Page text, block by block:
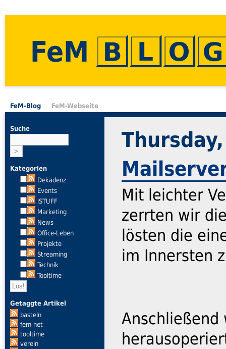
FeM
FeM-Blog FeM-Webseite
Suche
Kategorien
Dekadenz
Events
iSTUFF
Marketing
News
Office-Leben
Projekte
Streaming
Technik
Tooltime
Getaggte Artikel
basteln
fem-net
tooltime
verein
Mit leichter
zerrten wir
lösten die
im Innersten
Anschließend